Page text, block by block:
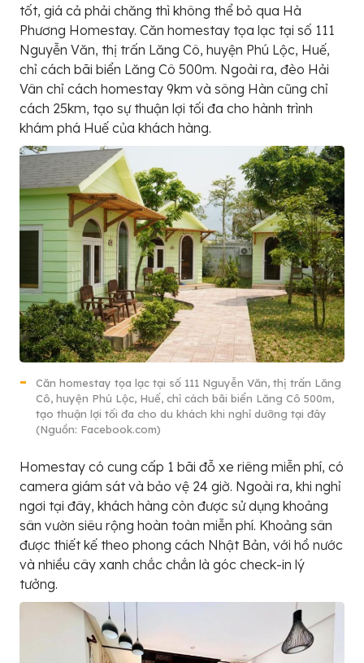
tốt, giá cả phải chăng thì không thể bỏ qua Hà
Phương Homestay. Căn homestay tọa lạc tại số 111
Nguyễn Văn, thị trấn Lăng Cô, huyện Phú Lộc, Huế,
chỉ cách bãi biển Lăng Cô 500m. Ngoài ra, đèo Hải
Vân chỉ cách homestay 9km và sông Hàn cũng chỉ
cách 25km, tạo sự thuận lợi tối đa cho hành trình
khám phá Huế của khách hàng.
Căn homestay tọa lạc tại số 111 Nguyễn Văn, thị trấn Lăng
Cô, huyện Phú Lộc, Huế, chỉ cách bãi biển Lăng Cô 500m,
tạo thuận lợi tối đa cho du khách khi nghỉ dưỡng tại đây
(Nguồn: Facebook.com)
Homestay có cung cấp 1 bãi đỗ xe riêng miễn phí, có
camera giám sát và bảo vệ 24 giờ. Ngoài ra, khi nghỉ
ngơi tại đây, khách hàng còn được sử dụng khoảng
sân vườn siêu rộng hoàn toàn miễn phí. Khoảng sân
được thiết kế theo phong cách Nhật Bản, với hồ nước
và nhiều cây xanh chắc chắn là góc check-in lý
tưởng.